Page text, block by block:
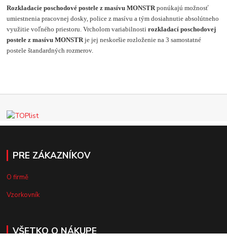
Rozkladacie poschodové postele z masívu MONSTRponúkajú možnosť
umiestnenia pracovnej dosky, police z masívu a tým dosiahnutie absolútneho
využitie voľného priestoru. Vrcholom variabilnostirozkladací poschodovej
postele z masívu MONSTRje jej neskoršie rozloženie na 3 samostatné
postele štandardných rozmerov.
PRE ZÁKAZNÍKOV
O firmě
Vzorkovník
VŠETKO O NÁKUPE